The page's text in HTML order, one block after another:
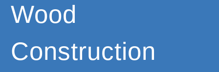
Wood
Construction